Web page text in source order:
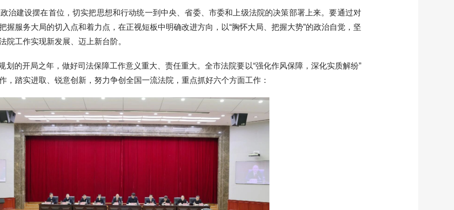
建设摆在首位，切实把思想和行动统一到中央、省委、市委和上级法院的决策部署上来。要通过对
握服务大局的切入点和着力点，在正视短板中明确改进方向，以“胸怀大局、把握大势”的政治自觉，坚
院工作实现新发展、迈上新台阶。
的开局之年，做好司法保障工作意义重大、责任重大。全市法院要以“强化作风保障，深化实质解纷”
，踏实进取、锐意创新，努力争创全国一流法院，重点抓好六个方面工作：